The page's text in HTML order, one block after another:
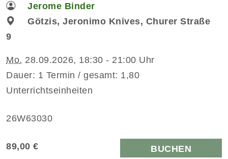
Jerome Binder
Götzis, Jeronimo Knives, Churer Straße
9
Mo. 28.09.2026, 18:30 - 21:00 Uhr
Dauer: 1 Termin / gesamt: 1,80
Unterrichtseinheiten
26W63030
89,00 € BUCHEN